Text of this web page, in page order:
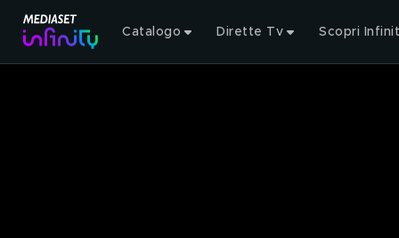
Catalogo Dirette Tv Scopri